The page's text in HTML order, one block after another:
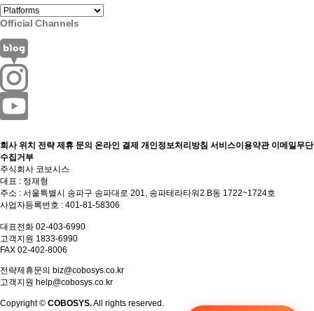
Official Channels
회사 위치 전략 제휴 문의 온라인 결제 개인정보처리방침 서비스이용약관 이메일무단
수집거부
주식회사 코보시스
대표 : 정재형
주소 : 서울특별시 송파구 송파대로 201, 송파테라타워2 B동 1722~1724호
사업자등록번호 : 401-81-58306
대표전화 02-403-6990
고객지원 1833-6990
FAX 02-402-8006
전략제휴문의 biz@cobosys.co.kr
고객지원 help@cobosys.co.kr
Copyright © COBOSYS.All rights reserved.